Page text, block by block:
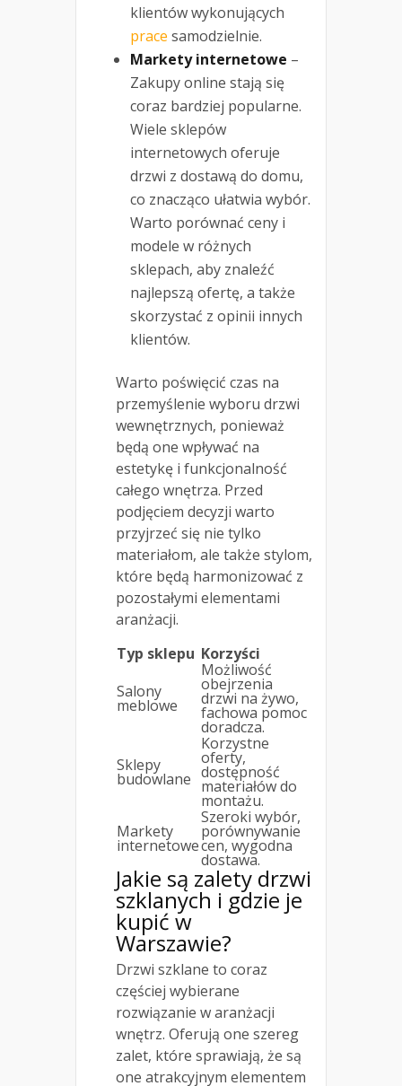
klientów wykonujących
prace samodzielnie.
Markety internetowe –
Zakupy online stają się
coraz bardziej popularne.
Wiele sklepów
internetowych oferuje
drzwi z dostawą do domu,
co znacząco ułatwia wybór.
Warto porównać ceny i
modele w różnych
sklepach, aby znaleźć
najlepszą ofertę, a także
skorzystać z opinii innych
klientów.
Warto poświęcić czas na
przemyślenie wyboru drzwi
wewnętrznych, ponieważ
będą one wpływać na
estetykę i funkcjonalność
całego wnętrza. Przed
podjęciem decyzji warto
przyjrzeć się nie tylko
materiałom, ale także stylom,
które będą harmonizować z
pozostałymi elementami
aranżacji.
Typ sklepu Korzyści
Salony
meblowe
Możliwość
obejrzenia
drzwi na żywo,
fachowa pomoc
doradcza.
Sklepy
budowlane
Korzystne
oferty,
dostępność
materiałów do
montażu.
Markety
internetowe
Szeroki wybór,
porównywanie
cen, wygodna
dostawa.
Jakie są zalety drzwi
szklanych i gdzie je
kupić w
Warszawie?
Drzwi szklane to coraz
częściej wybierane
rozwiązanie w aranżacji
wnętrz. Oferują one szereg
zalet, które sprawiają, że są
one atrakcyjnym elementem